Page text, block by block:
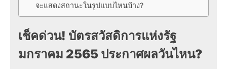
จะแสดงสถานะในรูปแบบไหนบ้าง?
เช็คด่วน! บัตรสวัสดิการแห่งรัฐ
มกราคม 2565 ประกาศผลวันไหน?